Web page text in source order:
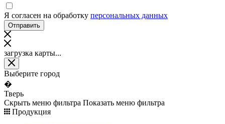
Я согласен на обработку персональных данных
загрузка карты...
Выберите город
�
Тверь
Скрыть меню фильтра Показать меню фильтра
Продукция